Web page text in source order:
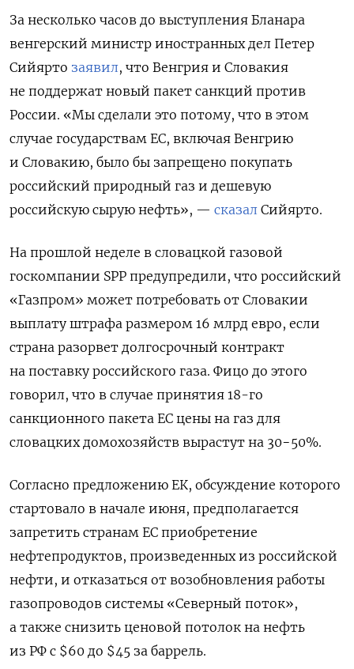
За несколько часов до выступления Бланара
венгерский министр иностранных дел Петер
Сийярто заявил, что Венгрия и Словакия
не поддержат новый пакет санкций против
России. «Мы сделали это потому, что в этом
случае государствам ЕС, включая Венгрию
и Словакию, было бы запрещено покупать
российский природный газ и дешевую
российскую сырую нефть», — сказал Сийярто.
На прошлой неделе в словацкой газовой
госкомпании SPP предупредили, что российский
«Газпром» может потребовать от Словакии
выплату штрафа размером 16 млрд евро, если
страна разорвет долгосрочный контракт
на поставку российского газа. Фицо до этого
говорил, что в случае принятия 18-го
санкционного пакета ЕС цены на газ для
словацких домохозяйств вырастут на 30−50%.
Согласно предложению ЕК, обсуждение которого
стартовало в начале июня, предполагается
запретить странам ЕС приобретение
нефтепродуктов, произведенных из российской
нефти, и отказаться от возобновления работы
газопроводов системы «Северный поток»,
а также снизить ценовой потолок на нефть
из РФ с $60 до $45 за баррель.